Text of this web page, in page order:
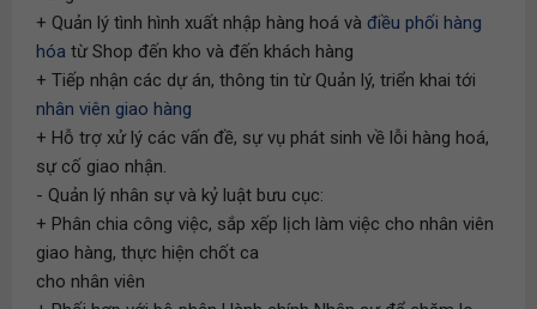
+ Quản lý tình hình xuất nhập hàng hoá và điều phối hàng
hóa từ Shop đến kho và đến khách hàng
+ Tiếp nhận các dự án, thông tin từ Quản lý, triển khai tới
nhân viên giao hàng
+ Hỗ trợ xử lý các vấn đề, sự vụ phát sinh về lỗi hàng hoá,
sự cố giao nhận.
- Quản lý nhân sự và kỷ luật bưu cục:
+ Phân chia công việc, sắp xếp lịch làm việc cho nhân viên
giao hàng, thực hiện chốt ca
cho nhân viên